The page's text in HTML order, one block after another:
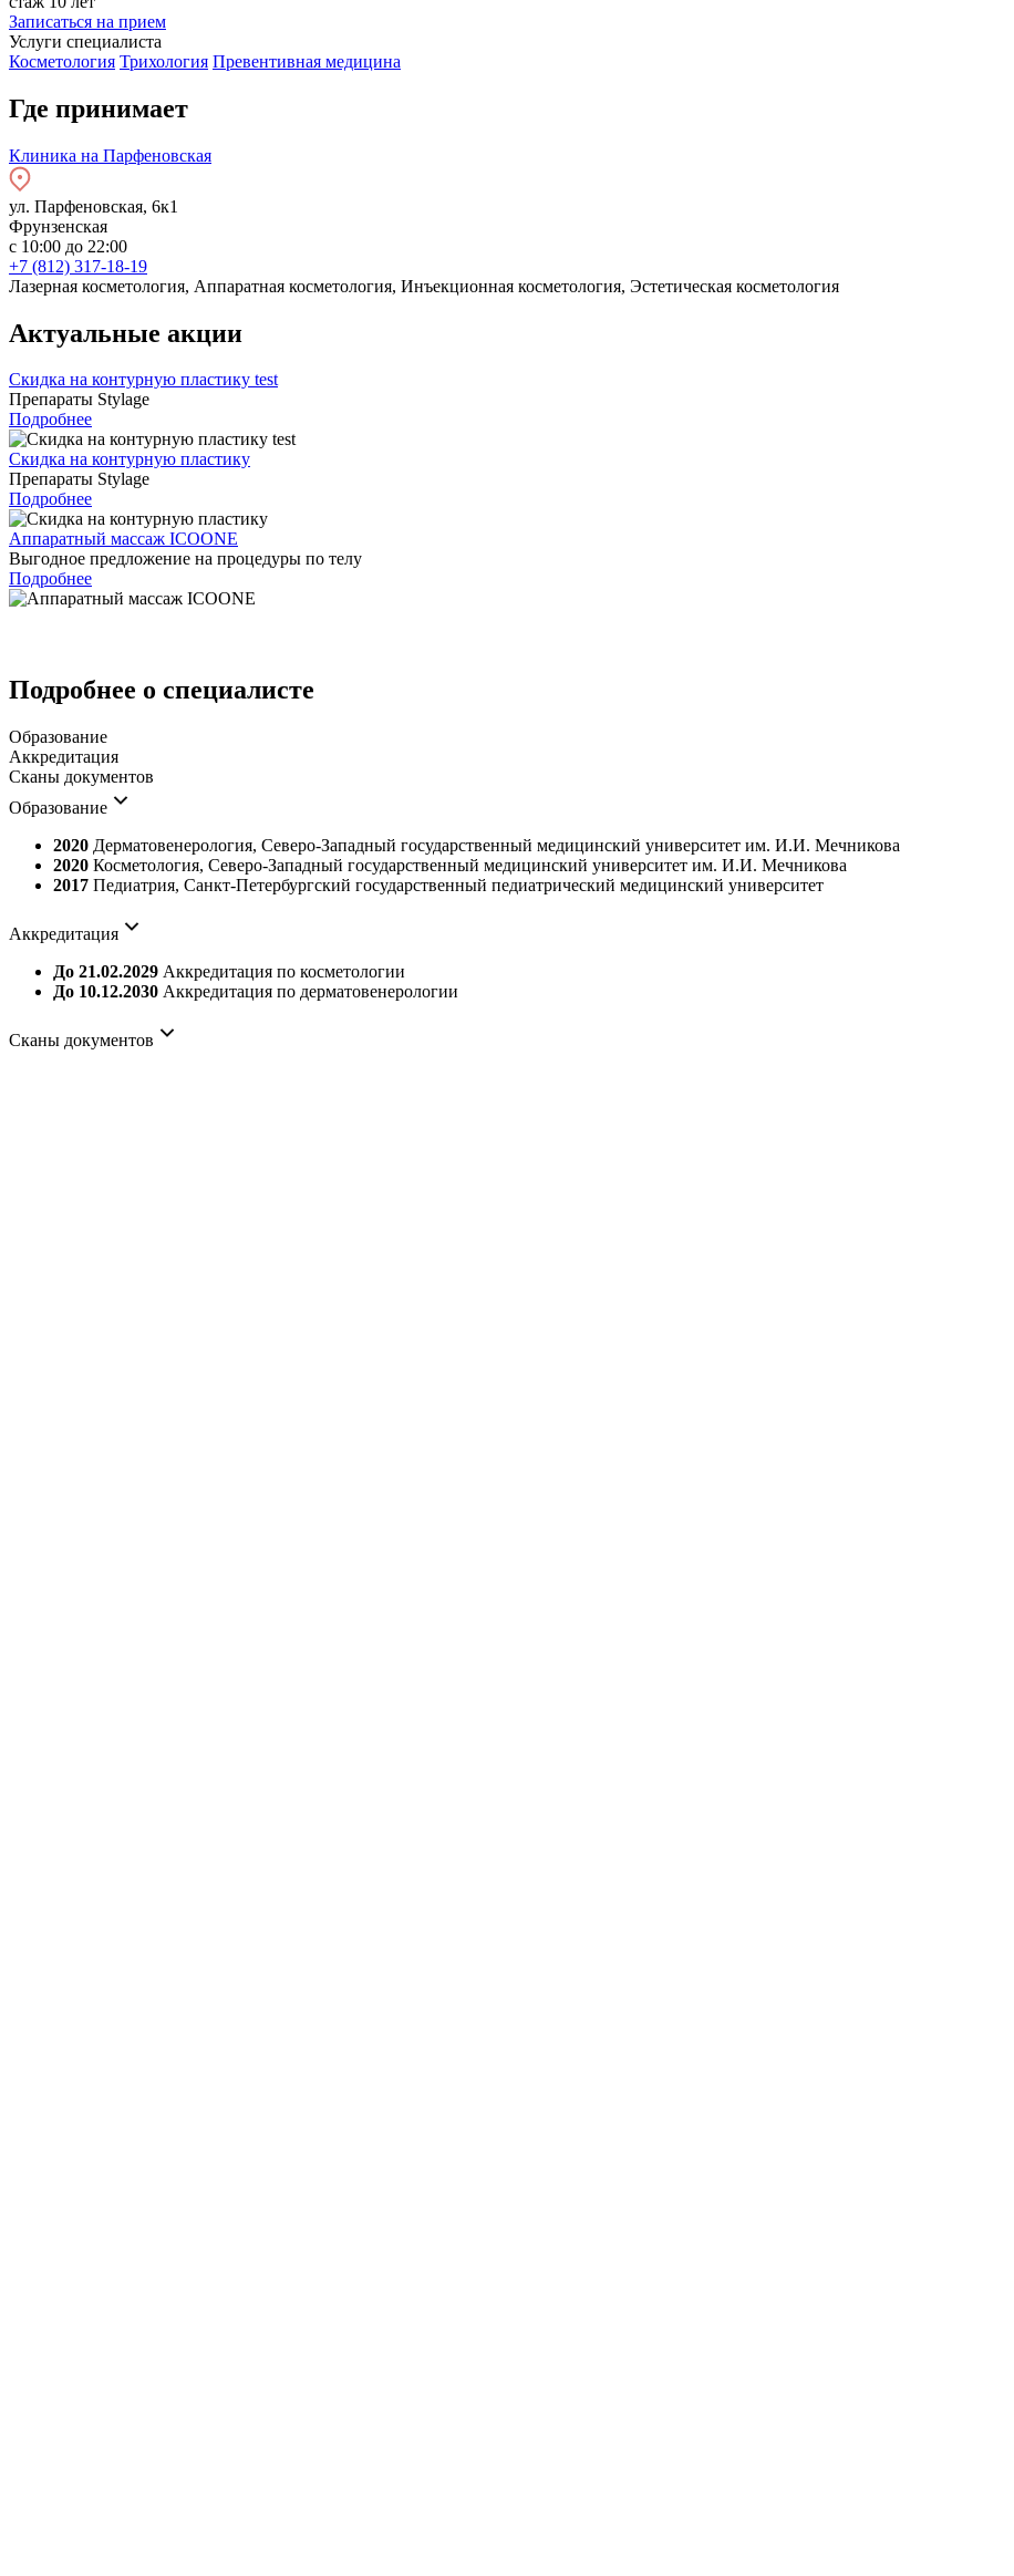
Записаться на прием
Услуги специалиста
Косметология Трихология Превентивная медицина
Где принимает
Клиника на Парфеновская
ул. Парфеновская, 6к1
Фрунзенская
с 10:00 до 22:00
+7 (812) 317-18-19
Лазерная косметология, Аппаратная косметология, Инъекционная косметология, Эстетическая косметология
Актуальные акции
Скидка на контурную пластику test
Препараты Stylage
Подробнее
Скидка на контурную пластику
Препараты Stylage
Подробнее
Аппаратный массаж ICOONE
Выгодное предложение на процедуры по телу
Подробнее
Подробнее о специалисте
Образование
Аккредитация
Сканы документов
Образование
2020 Дерматовенерология, Северо-Западный государственный медицинский университет им. И.И. Мечникова
2020 Косметология, Северо-Западный государственный медицинский университет им. И.И. Мечникова
2017 Педиатрия, Санкт-Петербургский государственный педиатрический медицинский университет
Аккредитация
До 21.02.2029 Аккредитация по косметологии
До 10.12.2030 Аккредитация по дерматовенерологии
Сканы документов